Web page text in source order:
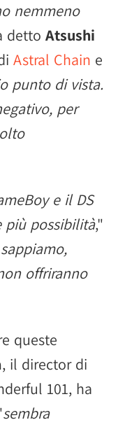
nemmeno
detto Atsushi
Astral Chain e
punto di vista.
per
e il DS
più possibilità,"
offriranno
queste
, il director di
101, ha
sembra